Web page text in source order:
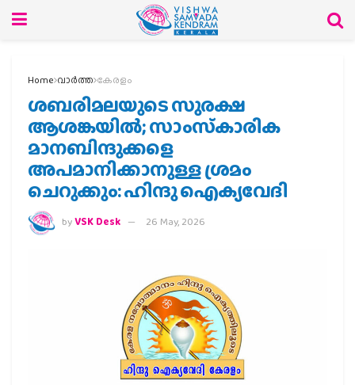
Home വാര്‍ത്ത കേരളം
ശബരിമലയുടെ സുരക്ഷ
ആശങ്കയില്‍; സാംസ്‌കാരിക
മാനബിന്ദുക്കളെ
അപമാനിക്കാനുള്ള ശ്രമം
ചെറുക്കും: ഹിന്ദു ഐക്യവേദി
byVSK Desk 26 May, 2026